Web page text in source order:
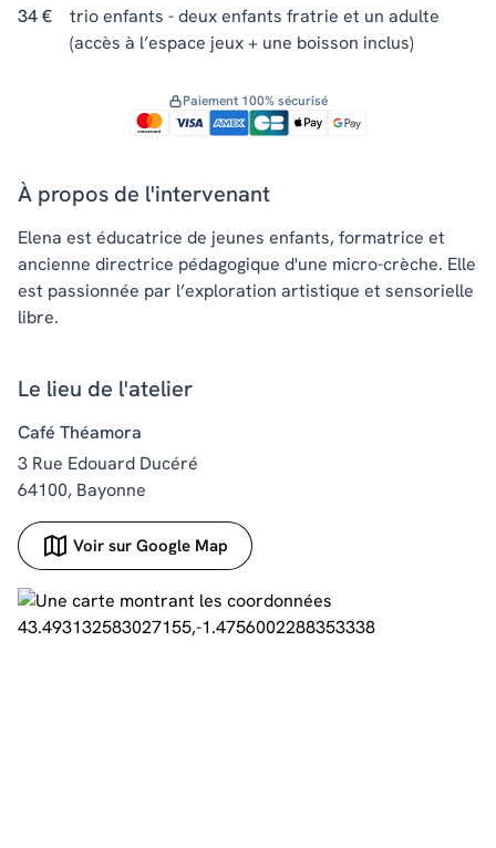
34 €
trio enfants - deux enfants fratrie et un adulte
(accès à l’espace jeux + une boisson inclus)
Paiement 100% sécurisé
À propos de l'intervenant
Elena est éducatrice de jeunes enfants, formatrice et
ancienne directrice pédagogique d'une micro-crèche. Elle
est passionnée par l’exploration artistique et sensorielle
libre.
Le lieu de l'atelier
Café Théamora
3 Rue Edouard Ducéré
64100, Bayonne
Voir sur Google Map